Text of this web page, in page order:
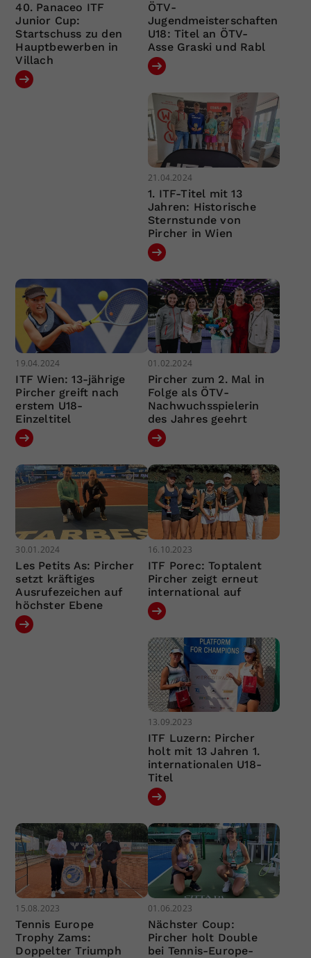
40. Panaceo ITF
Junior Cup:
Startschuss zu den
Hauptbewerben in
Villach
ÖTV-
Jugendmeisterschaften
U18: Titel an ÖTV-
Asse Graski und Rabl
21.04.2024
1. ITF-Titel mit 13
Jahren: Historische
Sternstunde von
Pircher in Wien
19.04.2024
ITF Wien: 13-jährige
Pircher greift nach
erstem U18-
Einzeltitel
01.02.2024
Pircher zum 2. Mal in
Folge als ÖTV-
Nachwuchsspielerin
des Jahres geehrt
30.01.2024
Les Petits As: Pircher
setzt kräftiges
Ausrufezeichen auf
höchster Ebene
16.10.2023
ITF Porec: Toptalent
Pircher zeigt erneut
international auf
13.09.2023
ITF Luzern: Pircher
holt mit 13 Jahren 1.
internationalen U18-
Titel
15.08.2023
Tennis Europe
Trophy Zams:
Doppelter Triumph
01.06.2023
Nächster Coup:
Pircher holt Double
bei Tennis-Europe-